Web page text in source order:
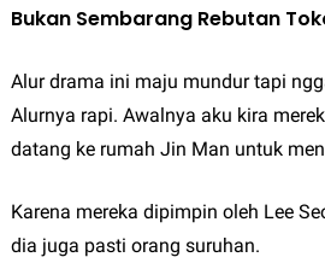
Bukan Sembarang Rebutan
Alur drama ini maju mundur tapi
Alurnya rapi. Awalnya aku kira
datang ke rumah Jin Man untuk
Karena mereka dipimpin oleh Lee
dia juga pasti orang suruhan.